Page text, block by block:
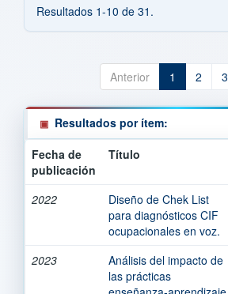
Resultados 1-10 de 31.
Anterior 1 2 3
Resultados por ítem:
Fecha de
publicación
Título
2022
Diseño de Chek List
para diagnósticos CIF
ocupacionales en voz.
2023
Análisis del impacto de
las prácticas